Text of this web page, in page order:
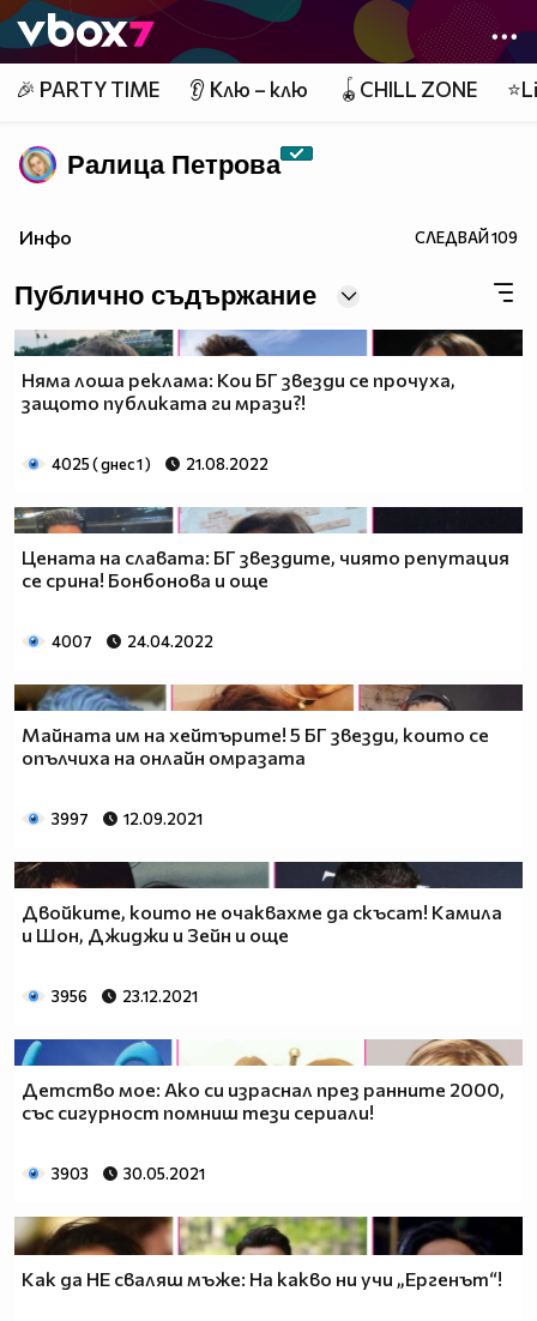
Member of
👾
🎉 PARTY TIME 👂 Клю – клю 🪀CHILL ZONE
Ралица Петровa
Инфо СЛЕДВАЙ109
Публично съдържание
Няма лоша реклама: Кои БГ звезди се прочуха,
защото публиката ги мрази?!
4025 ( днес 1 ) 21.08.2022
Цената на славата: БГ звездите, чиято репутация
се срина! Бонбонова и още
4007 24.04.2022
Майната им на хейтърите! 5 БГ звезди, които се
опълчиха на онлайн омразата
3997 12.09.2021
Двойките, които не очаквахме да скъсат! Камила
и Шон, Джиджи и Зейн и още
3956 23.12.2021
Детство мое: Ако си израснал през ранните 2000,
със сигурност помниш тези сериали!
3903 30.05.2021
Как да НЕ сваляш мъже: На какво ни учи „Ергенът“!